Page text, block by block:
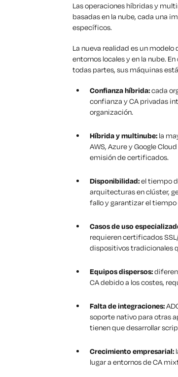
Las operaciones híbridas y
basadas en la nube, cada una
específicos.
La nueva realidad es un
entornos locales y en la nube.
todas partes, sus máquinas
Confianza híbrida:cada
confianza y CA privadas
organización.
Híbrida y multinube: la
AWS, Azure y Google
emisión de certificados.
Disponibilidad:el tiempo
arquitecturas en clúster,
fallo y garantizar el
Casos de uso
requieren certificados
dispositivos tradicionales
Equipos dispersos:
CA debido a los costes,
Falta de integraciones:
soporte nativo para otras
tienen que desarrollar
Crecimiento empresarial:
lugar a entornos de CA